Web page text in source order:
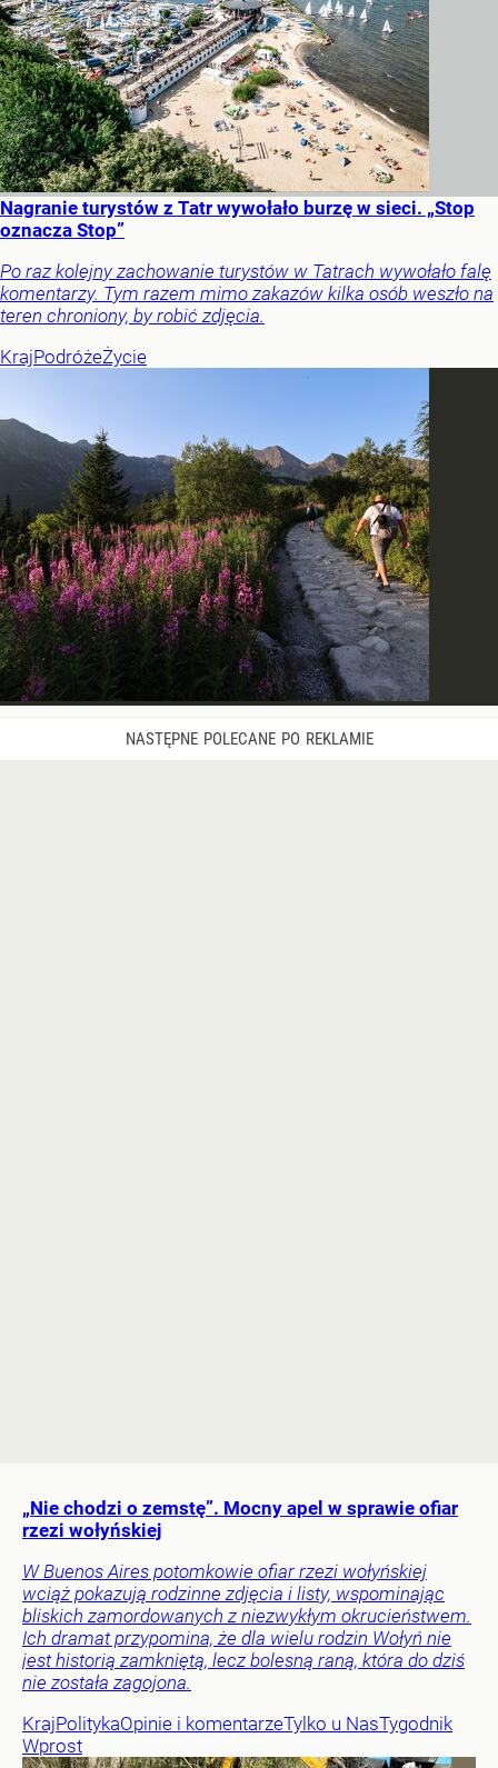
Nagranie turystów z Tatr wywołało burzę w sieci. „Stop
oznacza Stop”
Po raz kolejny zachowanie turystów w Tatrach wywołało falę
komentarzy. Tym razem mimo zakazów kilka osób weszło na
teren chroniony, by robić zdjęcia.
KrajPodróżeŻycie
„Nie chodzi o zemstę”. Mocny apel w sprawie ofiar
rzezi wołyńskiej
W Buenos Aires potomkowie ofiar rzezi wołyńskiej
wciąż pokazują rodzinne zdjęcia i listy, wspominając
bliskich zamordowanych z niezwykłym okrucieństwem.
Ich dramat przypomina, że dla wielu rodzin Wołyń nie
jest historią zamkniętą, lecz bolesną raną, która do dziś
nie została zagojona.
KrajPolitykaOpinie i komentarzeTylko u NasTygodnik
Wprost